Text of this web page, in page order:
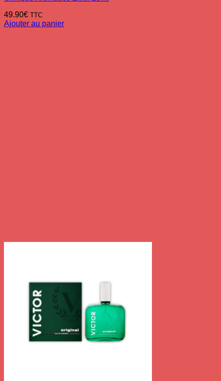
49.90€ TTC
Ajouter au panier